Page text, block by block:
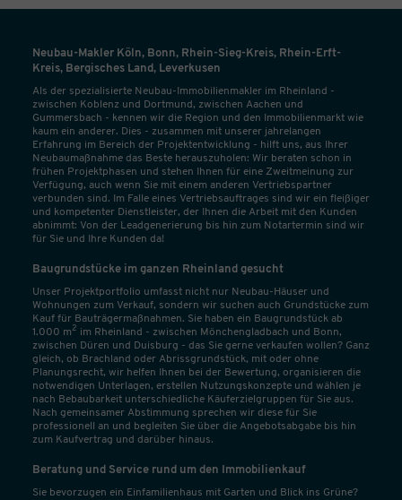
Neubau-Makler Köln, Bonn, Rhein-Sieg-Kreis, Rhein-Erft-
Kreis, Bergisches Land, Leverkusen
Als der spezialisierte Neubau-Immobilienmakler im Rheinland -
zwischen Koblenz und Dortmund, zwischen Aachen und
Gummersbach - kennen wir die Region und den Immobilienmarkt wie
kaum ein anderer. Dies - zusammen mit unserer jahrelangen
Erfahrung im Bereich der Projektentwicklung - hilft uns, aus Ihrer
Neubaumaßnahme das Beste herauszuholen: Wir beraten schon in
frühen Projektphasen und stehen Ihnen für eine Zweitmeinung zur
Verfügung, auch wenn Sie mit einem anderen Vertriebspartner
verbunden sind. Im Falle eines Vertriebsauftrages sind wir ein fleißiger
und kompetenter Dienstleister, der Ihnen die Arbeit mit den Kunden
abnimmt: Von der Leadgenerierung bis hin zum Notartermin sind wir
für Sie und Ihre Kunden da!
Baugrundstücke im ganzen Rheinland gesucht
Unser Projektportfolio umfasst nicht nur Neubau-Häuser und
Wohnungen zum Verkauf, sondern wir suchen auch Grundstücke zum
Kauf für Bauträgermaßnahmen. Sie haben ein Baugrundstück ab
1.000 m2 im Rheinland - zwischen Mönchengladbach und Bonn,
zwischen Düren und Duisburg - das Sie gerne verkaufen wollen? Ganz
gleich, ob Brachland oder Abrissgrundstück, mit oder ohne
Planungsrecht, wir helfen Ihnen bei der Bewertung, organisieren die
notwendigen Unterlagen, erstellen Nutzungskonzepte und wählen je
nach Bebaubarkeit unterschiedliche Käuferzielgruppen für Sie aus.
Nach gemeinsamer Abstimmung sprechen wir diese für Sie
professionell an und begleiten Sie über die Angebotsabgabe bis hin
zum Kaufvertrag und darüber hinaus.
Beratung und Service rund um den Immobilienkauf
Sie bevorzugen ein Einfamilienhaus mit Garten und Blick ins Grüne?